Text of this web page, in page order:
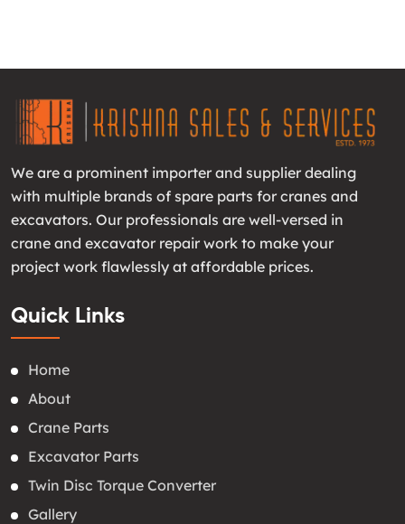
We are a prominent importer and supplier dealing
with multiple brands of spare parts for cranes and
excavators. Our professionals are well-versed in
crane and excavator repair work to make your
project work flawlessly at affordable prices.
Quick Links
Home
About
Crane Parts
Excavator Parts
Twin Disc Torque Converter
Gallery